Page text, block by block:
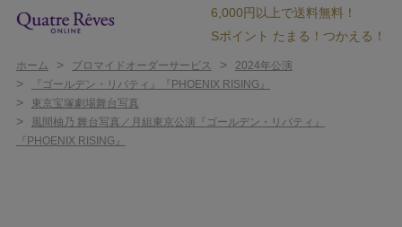
6,000円以上で送料無料！
Sポイント たまる！つかえる！
ホーム > ブロマイドオーダーサービス > 2024年公演
> 『ゴールデン・リバティ』『PHOENIX RISING』
> 東京宝塚劇場舞台写真
>
風間柚乃 舞台写真／月組東京公演『ゴールデン・リバティ』
『PHOENIX RISING』